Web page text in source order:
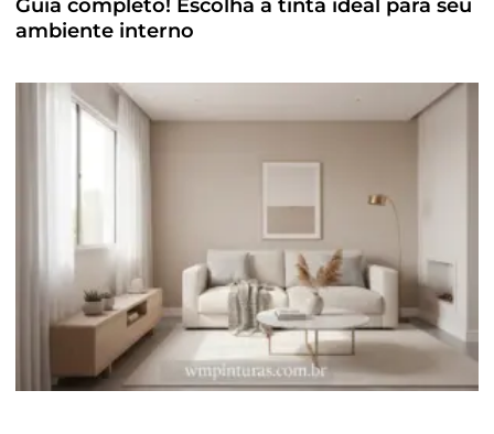
Guia completo! Escolha a tinta ideal para seu
ambiente interno